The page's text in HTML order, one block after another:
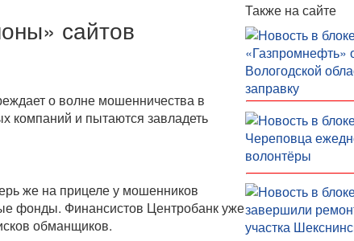
сайтов
о волне мошенничества в
компаний и пытаются завладеть
же на прицеле у мошенников
фонды. Финансистов Центробанк уже
обманщиков.
Также на сайте
«Газпромнефть»
Вологодской
заправку
Череповца
волонтёры
завершили
участка